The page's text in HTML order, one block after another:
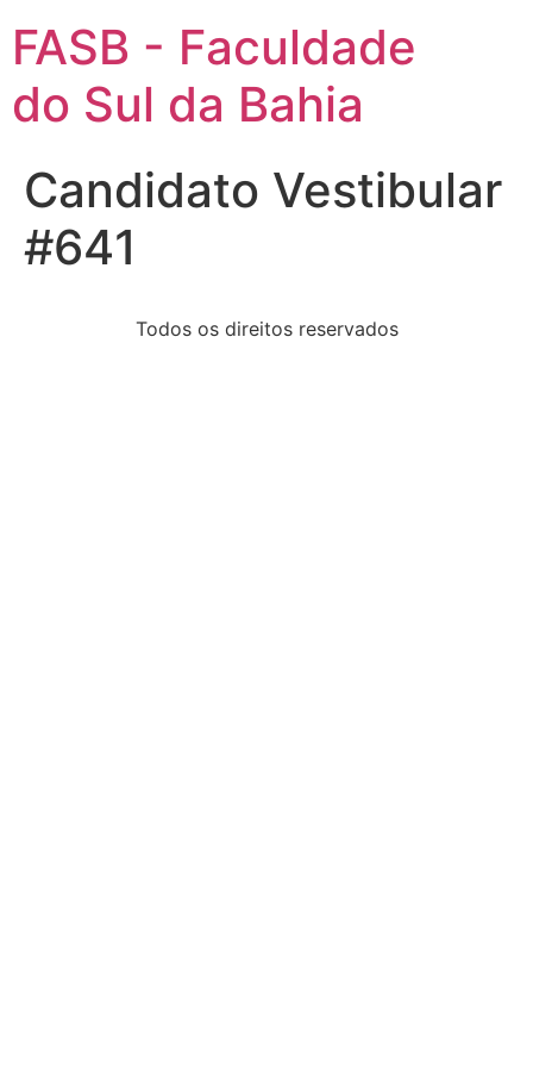
FASB - Faculdade
do Sul da Bahia
Candidato Vestibular
#641
Todos os direitos reservados